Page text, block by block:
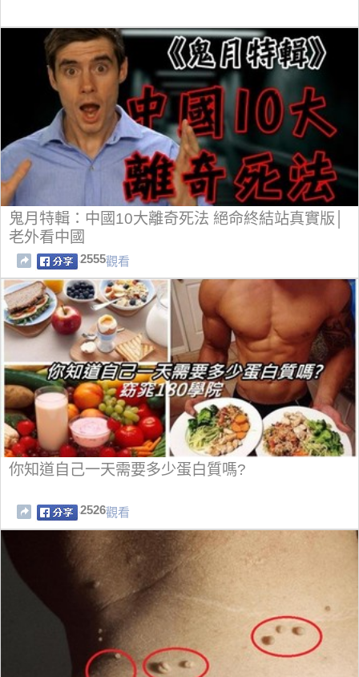
鬼月特輯：中國10大離奇死法 絕命終結站真實版│
老外看中國
2555觀看
你知道自己一天需要多少蛋白質嗎?
2526觀看